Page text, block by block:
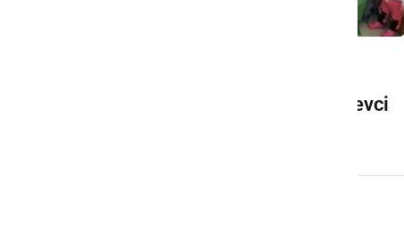
Teden kulture v vrtcu Križevci